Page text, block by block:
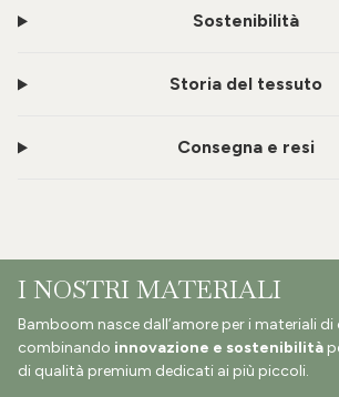
Sostenibilità
Storia del tessuto
Consegna e resi
I NOSTRI MATERIALI
Bamboom nasce dall’amore per i materiali
combinando innovazione e sostenibilità
di qualità premium dedicati ai più piccoli.